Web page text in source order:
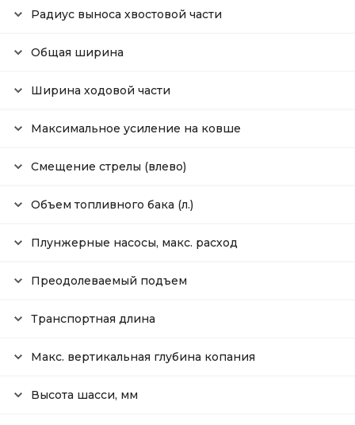
Радиус выноса хвостовой части
Общая ширина
Ширина ходовой части
Максимальное усиление на ковше
Смещение стрелы (влево)
Объем топливного бака (л.)
Плунжерные насосы, макс. расход
Преодолеваемый подъем
Транспортная длина
Макс. вертикальная глубина копания
Высота шасси, мм